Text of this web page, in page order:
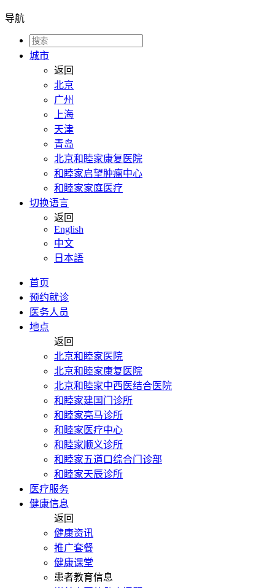
导航
城市
返回
北京
广州
上海
天津
青岛
北京和睦家康复医院
和睦家启望肿瘤中心
和睦家家庭医疗
切换语言
返回
English
中文
日本語
首页
预约就诊
医务人员
地点
返回
北京和睦家医院
北京和睦家康复医院
北京和睦家中西医结合医院
和睦家建国门诊所
和睦家亮马诊所
和睦家医疗中心
和睦家顺义诊所
和睦家五道口综合门诊部
和睦家天辰诊所
医疗服务
健康信息
返回
健康资讯
推广套餐
健康课堂
患者教育信息